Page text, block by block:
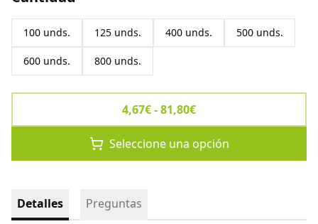
100 unds. 125 unds. 400 unds. 500 unds.
600 unds. 800 unds.
4,67€ - 81,80€
Seleccione una opción
Detalles Preguntas